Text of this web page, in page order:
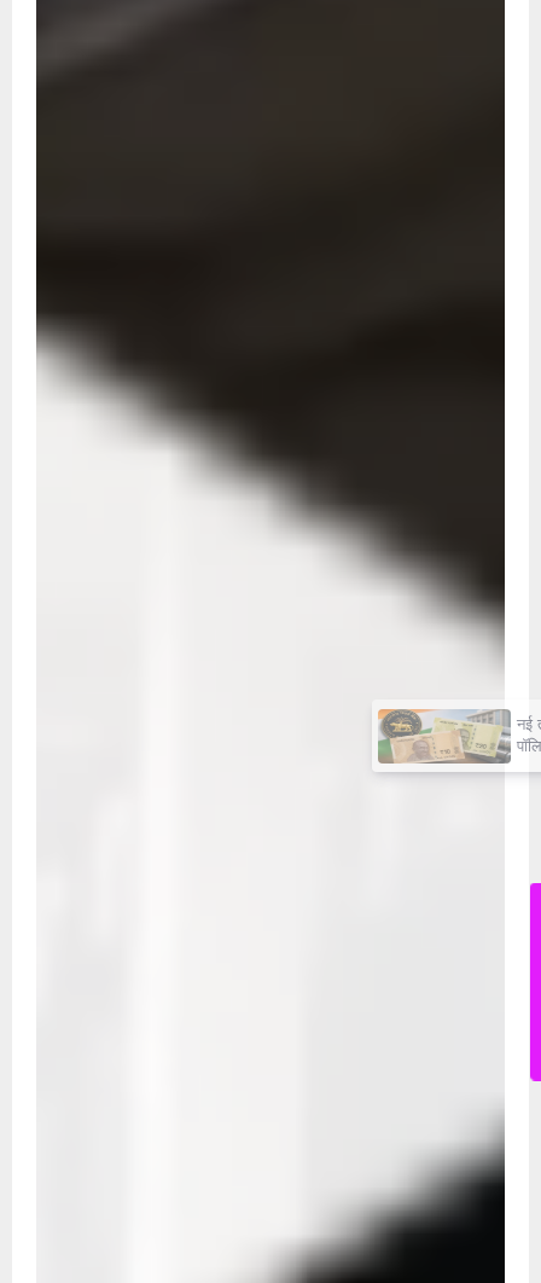
×
नई तकनीक वाली करेंसी की तैयारी,
पॉलिमर नोटों पर केंद्र सरकार की
मुहर,जल्द बाजार में दिखेंगे प्लास्टिक के